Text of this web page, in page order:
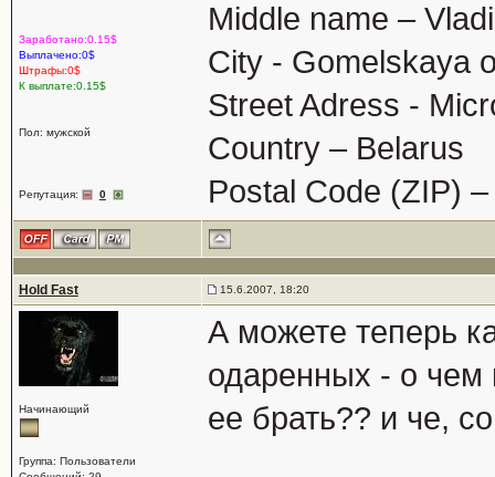
Заработано:0.15$
Выплачено:0$
Штрафы:0$
К выплате:0.15$
Пол: мужской
Репутация: 0
Middle name –
City - Gomelskaya
Street Adress -
Country – Belarus
Postal Code
Hold Fast 15.6.2007, 18:20
Начинающий
Группа: Пользователи
А можете теперь
одаренных - о чем
ее брать?? и че,